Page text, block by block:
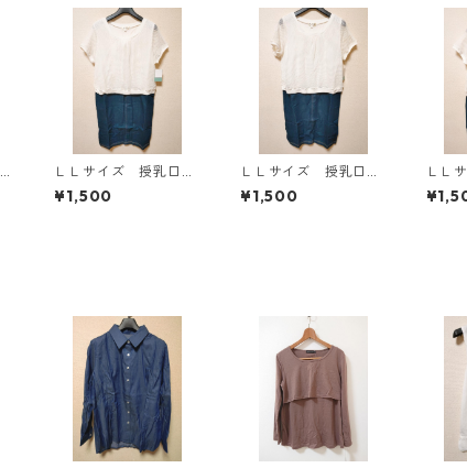
ＬＬサイズ 授乳口付
き マタニティ ドッ
キングワンピース ホ
¥1,500
ＬＬサイズ 授乳口付
き マタニティ ドッ
キングワンピース ホ
¥1,500
ＬＬ
き マ
キン